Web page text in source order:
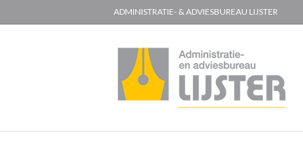
ADMINISTRATIE- & ADVIESBUREAU LIJSTER